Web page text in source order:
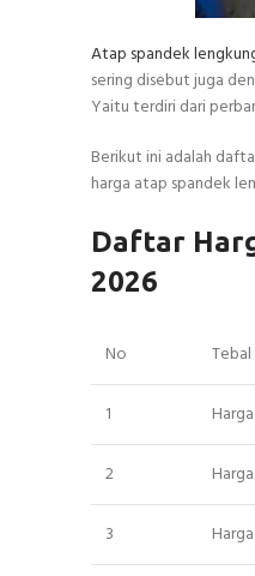
Atap spandek
sering disebut juga
Yaitu terdiri dari
Berikut ini adalah
harga atap spandek
Daftar
2026
No Tebal
1
2
3